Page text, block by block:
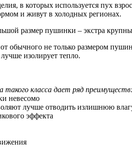
в которых используется пух
и живут в холодных регионах.
размер пушинки – экстра
от обычного не только размером
изолирует тепло.
такого класса дает ряд преимуществ:
невесомо
лучше отводить излишнюю
эффекта